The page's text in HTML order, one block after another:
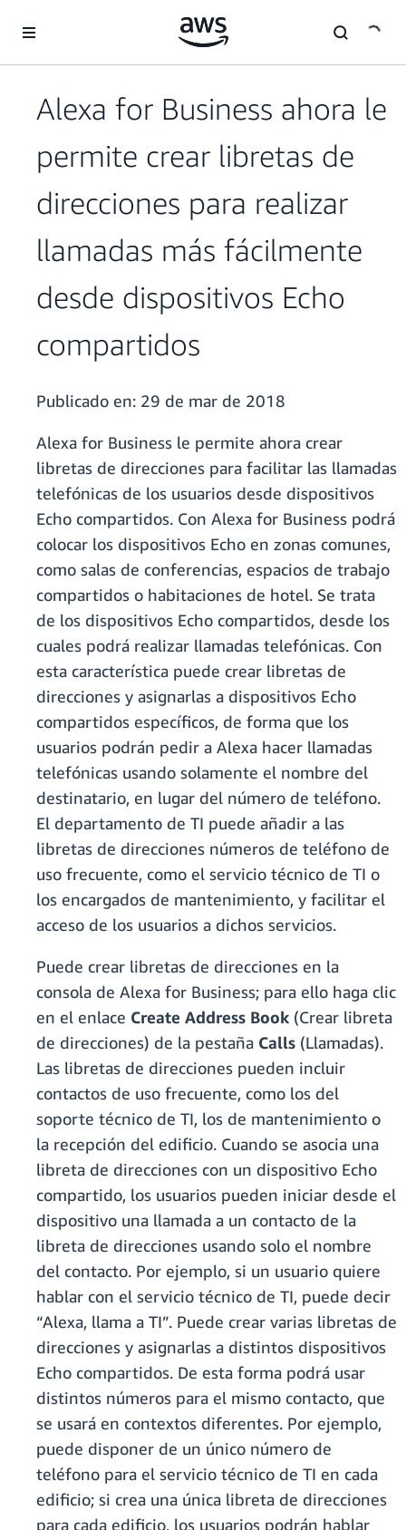
Alexa for Business ahora le
permite crear libretas de
direcciones para realizar
llamadas más fácilmente
desde dispositivos Echo
compartidos
Publicado en: 29 de mar de 2018
Alexa for Business le permite ahora crear
libretas de direcciones para facilitar las llamadas
telefónicas de los usuarios desde dispositivos
Echo compartidos. Con Alexa for Business podrá
colocar los dispositivos Echo en zonas comunes,
como salas de conferencias, espacios de trabajo
compartidos o habitaciones de hotel. Se trata
de los dispositivos Echo compartidos, desde los
cuales podrá realizar llamadas telefónicas. Con
esta característica puede crear libretas de
direcciones y asignarlas a dispositivos Echo
compartidos específicos, de forma que los
usuarios podrán pedir a Alexa hacer llamadas
telefónicas usando solamente el nombre del
destinatario, en lugar del número de teléfono.
El departamento de TI puede añadir a las
libretas de direcciones números de teléfono de
uso frecuente, como el servicio técnico de TI o
los encargados de mantenimiento, y facilitar el
acceso de los usuarios a dichos servicios.
Puede crear libretas de direcciones en la
consola de Alexa for Business; para ello haga clic
en el enlace Create Address Book (Crear libreta
de direcciones) de la pestaña Calls (Llamadas).
Las libretas de direcciones pueden incluir
contactos de uso frecuente, como los del
soporte técnico de TI, los de mantenimiento o
la recepción del edificio. Cuando se asocia una
libreta de direcciones con un dispositivo Echo
compartido, los usuarios pueden iniciar desde el
dispositivo una llamada a un contacto de la
libreta de direcciones usando solo el nombre
del contacto. Por ejemplo, si un usuario quiere
hablar con el servicio técnico de TI, puede decir
“Alexa, llama a TI”. Puede crear varias libretas de
direcciones y asignarlas a distintos dispositivos
Echo compartidos. De esta forma podrá usar
distintos números para el mismo contacto, que
se usará en contextos diferentes. Por ejemplo,
puede disponer de un único número de
teléfono para el servicio técnico de TI en cada
edificio; si crea una única libreta de direcciones
para cada edificio, los usuarios podrán hablar